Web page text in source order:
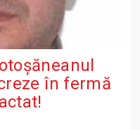
în fermă